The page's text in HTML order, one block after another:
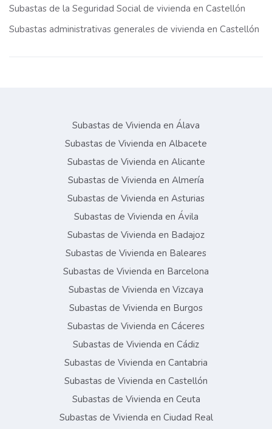
Subastas de la Seguridad Social de vivienda en Castellón
Subastas administrativas generales de vivienda en Castellón
Subastas de Vivienda en Álava
Subastas de Vivienda en Albacete
Subastas de Vivienda en Alicante
Subastas de Vivienda en Almería
Subastas de Vivienda en Asturias
Subastas de Vivienda en Ávila
Subastas de Vivienda en Badajoz
Subastas de Vivienda en Baleares
Subastas de Vivienda en Barcelona
Subastas de Vivienda en Vizcaya
Subastas de Vivienda en Burgos
Subastas de Vivienda en Cáceres
Subastas de Vivienda en Cádiz
Subastas de Vivienda en Cantabria
Subastas de Vivienda en Castellón
Subastas de Vivienda en Ceuta
Subastas de Vivienda en Ciudad Real